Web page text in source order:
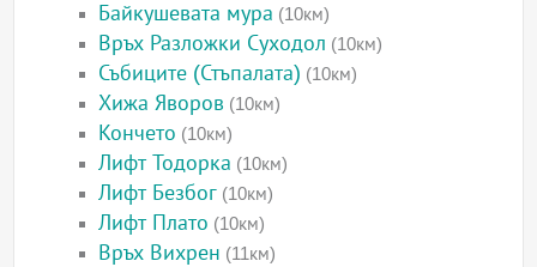
Байкушевата мура (10км)
Връх Разложки Суходол (10км)
Събиците (Стъпалата) (10км)
Хижа Яворов (10км)
Кончето (10км)
Лифт Тодорка (10км)
Лифт Безбог (10км)
Лифт Плато (10км)
Връх Вихрен (11км)